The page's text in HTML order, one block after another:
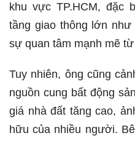
khu vực TP.HCM, đặc
tầng giao thông lớn
sự quan tâm mạnh mẽ
Tuy nhiên, ông cũng
nguồn cung bất động
giá nhà đất tăng cao,
hữu của nhiều người.